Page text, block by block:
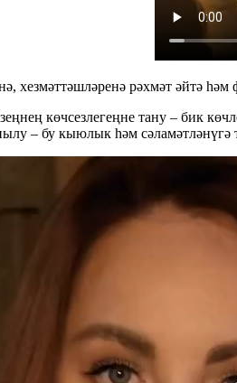
хезмәттәшләренә рәхмәт әйтә
көчсезлегеңне тану – бик
– бу кыюлык һәм